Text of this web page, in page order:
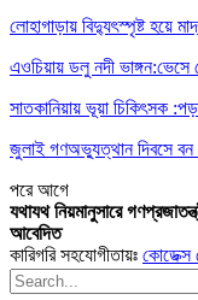
লোহাগাড়ায় বিদ্যুৎস্পৃষ্ট হয়ে
এওচিয়ায় ডলু নদী ভাঙ্গন:ভেসে
সাতকানিয়ায় ভূয়া চিকিৎসক
জুলাই গণঅভ্যুত্থান দিবসে বন
পরেআগে
যথাযথ নিয়মানুসারে
আবেদিত
কারিগরি সহযোগীতায়ঃ কোডেক্স